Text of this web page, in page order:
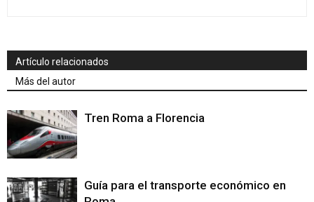
Artículo relacionados
Más del autor
Tren Roma a Florencia
Guía para el transporte económico en